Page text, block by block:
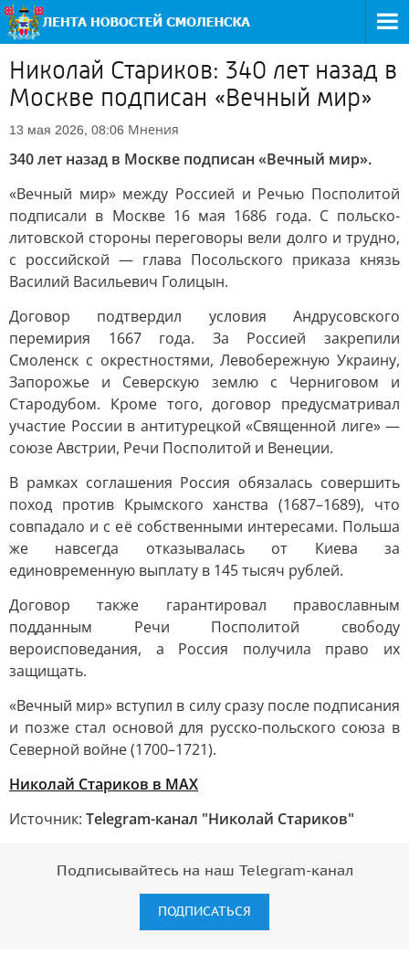
Николай Стариков: 340 лет назад в
Москве подписан «Вечный мир»
13 мая 2026, 08:06 Мнения
340 лет назад в Москве подписан «Вечный мир».
«Вечный мир» между Россией и Речью Посполитой
подписали в Москве 16 мая 1686 года. С польско-
литовской стороны переговоры вели долго и трудно,
с российской — глава Посольского приказа князь
Василий Васильевич Голицын.
Договор подтвердил условия Андрусовского
перемирия 1667 года. За Россией закрепили
Смоленск с окрестностями, Левобережную Украину,
Запорожье и Северскую землю с Черниговом и
Стародубом. Кроме того, договор предусматривал
участие России в антитурецкой «Священной лиге» —
союзе Австрии, Речи Посполитой и Венеции.
В рамках соглашения Россия обязалась совершить
поход против Крымского ханства (1687–1689), что
совпадало и с её собственными интересами. Польша
же навсегда отказывалась от Киева за
единовременную выплату в 145 тысяч рублей.
Договор также гарантировал православным
подданным Речи Посполитой свободу
вероисповедания, а Россия получила право их
защищать.
«Вечный мир» вступил в силу сразу после подписания
и позже стал основой для русско-польского союза в
Северной войне (1700–1721).
Николай Стариков в MAX
Источник: Telegram-канал "Николай Стариков"
Подписывайтесь на наш Telegram-канал
ПОДПИСАТЬСЯ